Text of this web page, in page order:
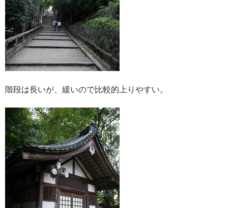
階段は長いが、緩いので比較的上りやすい。